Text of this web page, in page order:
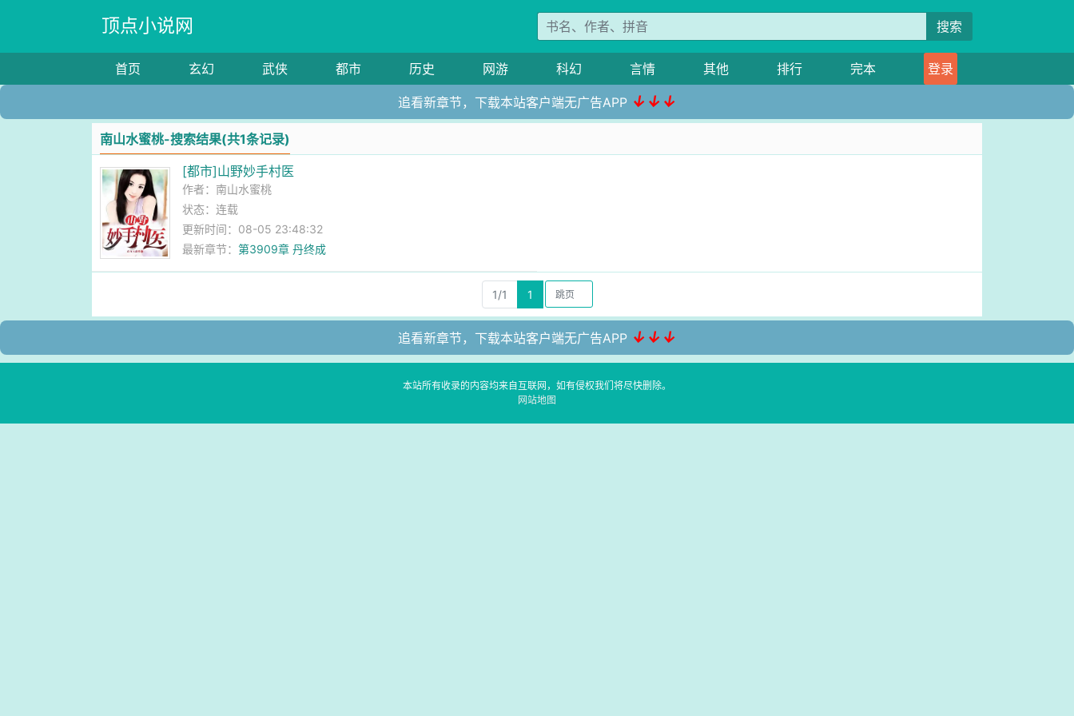
顶点小说网 搜索
首页 玄幻 武侠 都市 历史 网游 科幻 言情 其他 排行 完本 登录
追看新章节，下载本站客户端无广告APP ↓↓↓
南山水蜜桃-搜索结果(共1条记录)
[都市]山野妙手村医
作者： 南山水蜜桃
状态：连载
更新时间：08-05 23:48:32
最新章节：第3909章 丹终成
1/1 1
追看新章节，下载本站客户端无广告APP ↓↓↓
本站所有收录的内容均来自互联网，如有侵权我们将尽快删除。
网站地图